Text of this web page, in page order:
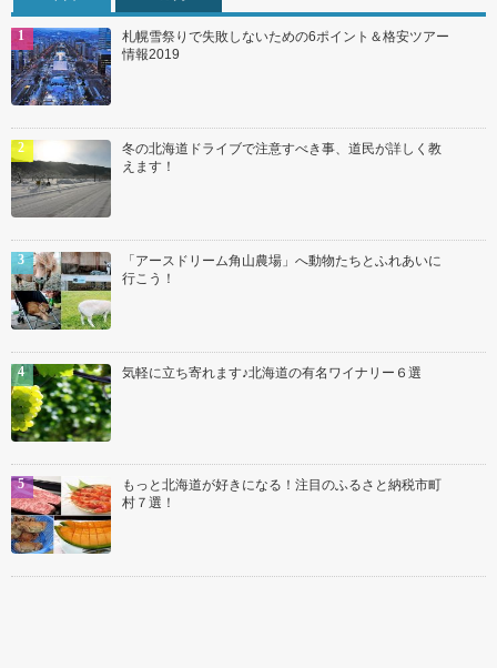
札幌雪祭りで失敗しないための6ポイント＆格安ツアー
情報2019
冬の北海道ドライブで注意すべき事、道民が詳しく教
えます！
「アースドリーム角山農場」へ動物たちとふれあいに
行こう！
気軽に立ち寄れます♪北海道の有名ワイナリー６選
もっと北海道が好きになる！注目のふるさと納税市町
村７選！